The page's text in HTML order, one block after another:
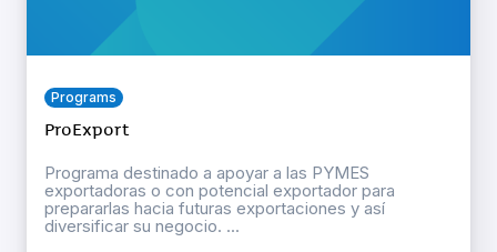
Programs
ProExport
Programa destinado a apoyar a las PYMES
exportadoras o con potencial exportador para
prepararlas hacia futuras exportaciones y así
diversificar su negocio. ...